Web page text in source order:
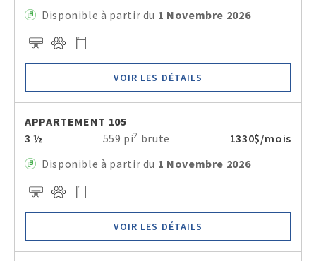
Disponible à partir du 1 Novembre 2026
VOIR LES DÉTAILS
APPARTEMENT 105
3 ½
559 pi2 brute
1330$/mois
Disponible à partir du 1 Novembre 2026
VOIR LES DÉTAILS